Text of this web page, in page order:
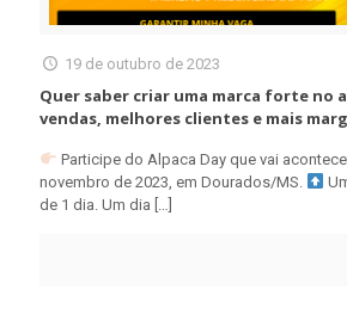
19 de outubro de 2023
Quer saber criar uma marca forte no
vendas, melhores clientes e mais
Participe do Alpaca Day que vai
novembro de 2023, em Dourados/MS.
de 1 dia. Um dia […]